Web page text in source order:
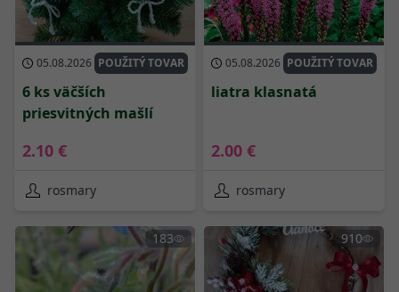
05.08.2026 POUŽITÝ TOVAR
6 ks väčších
priesvitných mašlí
2.10 €
rosmary
05.08.2026 POUŽITÝ TOVAR
liatra klasnatá
2.00 €
rosmary
183 910